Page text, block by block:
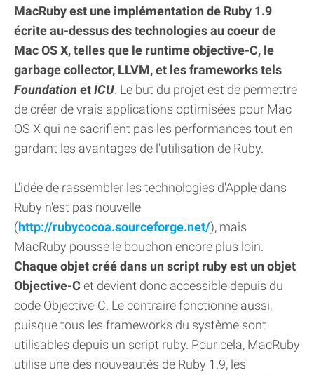
MacRuby est une implémentation de Ruby 1.9
écrite au-dessus des technologies au coeur de
Mac OS X, telles que le runtime objective-C, le
garbage collector, LLVM, et les frameworks tels
Foundation etICU. Le but du projet est de permettre
de créer de vrais applications optimisées pour Mac
OS X qui ne sacrifient pas les performances tout en
gardant les avantages de l'utilisation de Ruby.
L'idée de rassembler les technologies d'Apple dans
Ruby n'est pas nouvelle
(http://rubycocoa.sourceforge.net/), mais
MacRuby pousse le bouchon encore plus loin.
Chaque objet créé dans un script ruby est un objet
Objective-C et devient donc accessible depuis du
code Objective-C. Le contraire fonctionne aussi,
puisque tous les frameworks du système sont
utilisables depuis un script ruby. Pour cela, MacRuby
utilise une des nouveautés de Ruby 1.9, les